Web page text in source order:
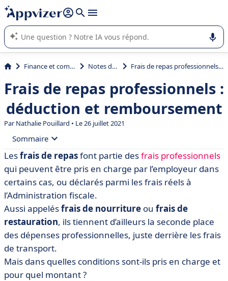
répondre (plusieurs lignes avec
L'IA de Appvizer vous guide dans l'utilisation ou la sélection de
logiciel SaaS en entreprise.
Finance et comptabilité Notes de frais Frais de repas professionnels : déduction et remboursement
Frais de repas professionnels :
déduction et remboursement
ParNathalie Pouillard • Le 26 juillet 2021
Sommaire
• Frais de repas : définition
• Frais de repas 2021 : plafonds
• Comment calculer les frais de repas réels déductibles
des revenus ?
• Conditions pour le remboursement des frais de repas
par l’employeur
Lesfrais de repasfont partie desfrais professionnels
qui peuvent être pris en charge par l’employeur dans
certains cas, ou déclarés parmi les frais réels à
l’Administration fiscale.
Aussi appelésfrais de nourriture ou frais de
restauration, ils tiennent d’ailleurs la seconde place
des dépenses professionnelles, juste derrière les frais
de transport.
Mais dans quelles conditions sont-ils pris en charge et
pour quel montant ?